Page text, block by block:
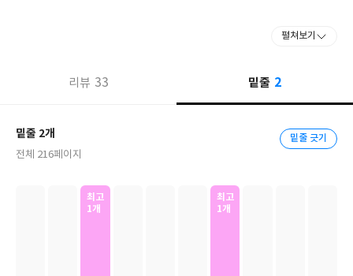
“인생에서 가장 어려운 게 무엇인가?”라는 질문을 받으면 대부분의
등 심리학적 주제와 관련되어 있다. 마음에 대한 지식은 무엇보다 절
실하지만, 학교에서는 가르쳐주지 않는 부분이다. 생존을 위한 수영
이 교과목에 포함된 것처럼 심리학도 긴 인생을 위해 우리가 꼭 알아
어른〉, 〈세바시〉 등 다수의 방송 프로그램에서 친근하고 유쾌한
펼쳐보기
리뷰 33 밑줄 2
밑줄 2개
전체 216페이지
밑줄 긋기
최고
1개
최고
1개